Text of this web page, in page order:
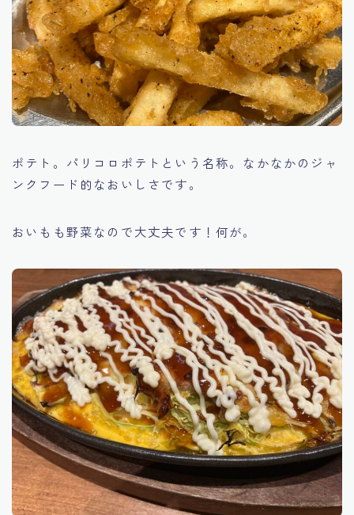
ポテト。パリコロポテトという名称。なかなかのジャ
ンクフード的なおいしさです。
おいもも野菜なので大丈夫です！何が。